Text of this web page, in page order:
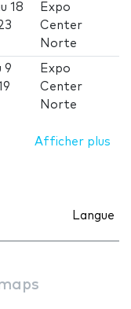
18
Expo
Center
Norte
9
Expo
Center
Norte
Afficher plus
Langue